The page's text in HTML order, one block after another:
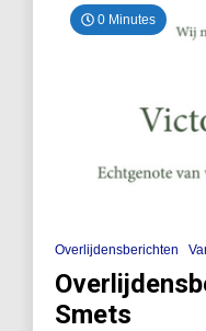
0 Minutes
Overlijdensberichten
Smets